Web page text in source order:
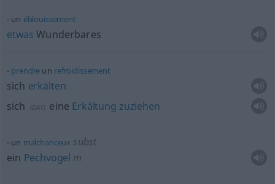
un éblouissement
etwas Wunderbares
prendre un refroidissement
sich erkälten
sich
(DAT) eine Erkältung zuziehen
un malchanceux subst
ein Pechvogel m